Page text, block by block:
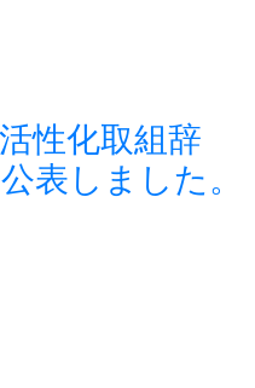
性化取組辞
表しました。